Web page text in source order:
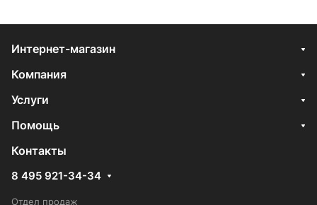
Интернет-магазин
Компания
Услуги
Помощь
Контакты
8 495 921-34-34
Отдел продаж